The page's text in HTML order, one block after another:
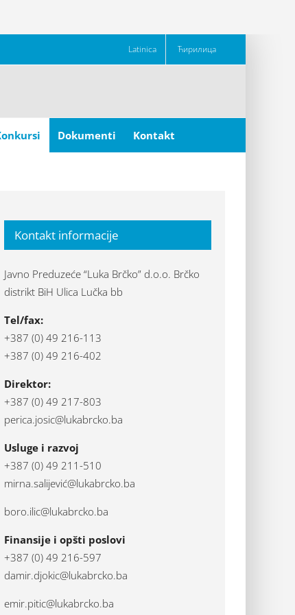
Latinica Ћирилица
Dokumenti Kontakt
Kontakt informacije
Javno Preduzeće “Luka Brčko” d.o.o. Brčko
distrikt BiH Ulica Lučka bb
Tel/fax:
+387 (0) 49 216-113
+387 (0) 49 216-402
Direktor:
+387 (0) 49 217-803
perica.josic@lukabrcko.ba
Usluge i razvoj
+387 (0) 49 211-510
mirna.salijević@lukabrcko.ba
boro.ilic@lukabrcko.ba
Finansije i opšti poslovi
+387 (0) 49 216-597
damir.djokic@lukabrcko.ba
emir.pitic@lukabrcko.ba